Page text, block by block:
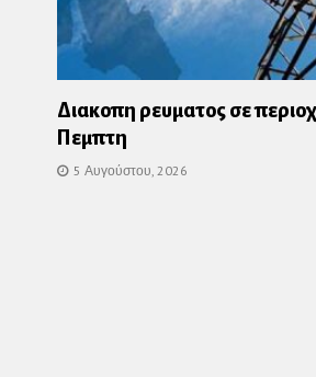
Διακοπη ρευματος σε
Πεμπτη
5 Αυγούστου, 2026